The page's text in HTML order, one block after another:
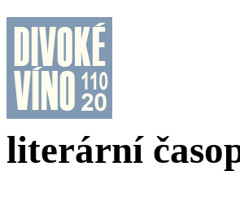
literární